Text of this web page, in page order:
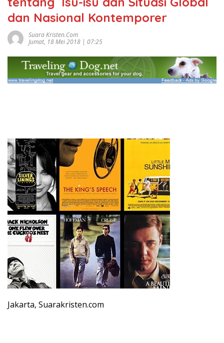
dan Nasional Kontemporer
Suara Kristen.com
Jumat, 18 Mei 2018 | 07:25
Jakarta, Suarakristen.com